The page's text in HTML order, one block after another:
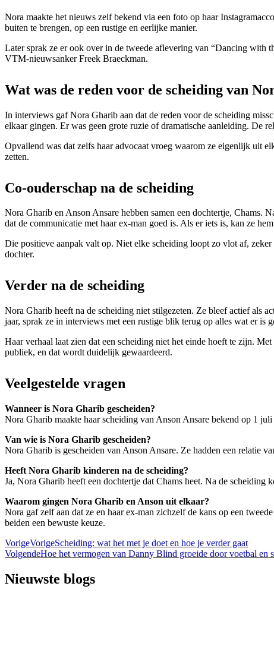
Nora maakte het nieuws zelf bekend via een foto op haar
buiten te brengen, op een rustige en eerlijke manier.
Later sprak ze er ook over in de tweede aflevering van “Dancing with
VTM-nieuwsanker Freek Braeckman.
Wat was de reden voor de scheiding van
In interviews gaf Nora Gharib aan dat de reden voor de scheiding
elkaar gingen. Er was geen grote ruzie of dramatische aanleiding. De
Opvallend was dat zelfs haar advocaat vroeg waarom ze eigenlijk uit
zetten.
Co-ouderschap na de scheiding
Nora Gharib en Anson Ansare hebben samen een dochtertje, Chams.
dat de communicatie met haar ex-man goed is. Als er iets is, kan ze
Die positieve aanpak valt op. Niet elke scheiding loopt zo vlot af,
dochter.
Verder na de scheiding
Nora Gharib heeft na de scheiding niet stilgezeten. Ze bleef actief als
jaar, sprak ze in interviews met een rustige blik terug op alles wat er is
Haar verhaal laat zien dat een scheiding niet het einde hoeft te zijn.
publiek, en dat wordt duidelijk gewaardeerd.
Veelgestelde vragen
Wanneer is Nora Gharib gescheiden?
Nora Gharib maakte haar scheiding van Anson Ansare bekend op 1
Van wie is Nora Gharib gescheiden?
Nora Gharib is gescheiden van Anson Ansare. Ze hadden een relatie
Heeft Nora Gharib kinderen na de scheiding?
Ja, Nora Gharib heeft een dochtertje dat Chams heet. Na de
Waarom gingen Nora Gharib en Anson uit elkaar?
Nora gaf zelf aan dat ze en haar ex-man zichzelf de kans op een
beiden een bewuste keuze.
VorigeVorigeScheiding: wat het met je doet en hoe je verder gaat
VolgendeHoe het vermogen van Danny Blind groeide door voetbal en
Nieuwste blogs